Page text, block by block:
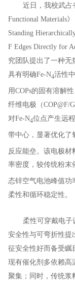
近日，我校武占
Functional Materials
Standing
F Edges Directly for
究团队提出了一种无
具有明确Fe-N4活性
用COPs的固有溶解
纤维电极（COP@F/
对Fe-N4位点产生远
带中心，显著优化了
反应能垒。该电极材
率密度，较传统粉末
态锌空气电池峰值功
柔性和循环稳定性。
柔性可穿戴电子
安全性与可弯折性提
征安全性好而备受瞩
现有催化剂多依赖高
聚集；同时，传统浆